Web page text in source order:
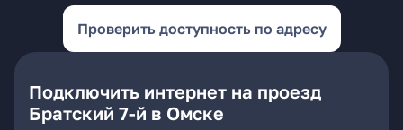
Проверить доступность по адресу
Подключить интернет на проезд
Братский 7-й в Омске